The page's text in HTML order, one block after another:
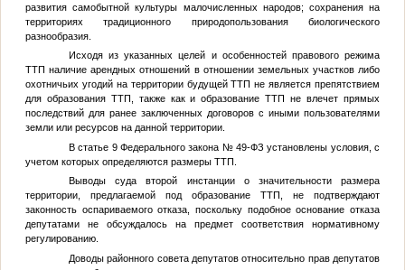
развития самобытной культуры малочисленных народов; сохранения на
территориях традиционного природопользования биологического
разнообразия.
Исходя из указанных целей и особенностей правового режима
ТТП наличие арендных отношений в отношении земельных участков либо
охотничьих угодий на территории будущей ТТП не является препятствием
для образования ТТП, также как и образование ТТП не влечет прямых
последствий для ранее заключенных договоров с иными пользователями
земли или ресурсов на данной территории.
В статье 9 Федерального закона № 49-ФЗ установлены условия, с
учетом которых определяются размеры ТТП.
Выводы суда второй инстанции о значительности размера
территории, предлагаемой под образование ТТП, не подтверждают
законность оспариваемого отказа, поскольку подобное основание отказа
депутатами не обсуждалось на предмет соответствия нормативному
регулированию.
Доводы районного совета депутатов относительно прав депутатов